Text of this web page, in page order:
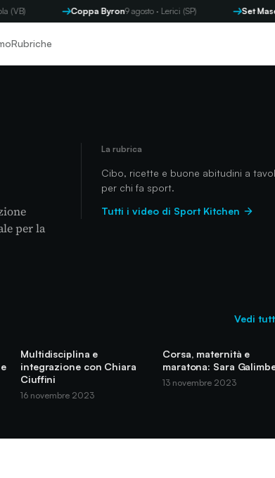
Coppa Byron9 agosto · Lerici (SP) Set Mases9
Rubriche
per la
La rubrica
Cibo, ricette e buone abitudini a
per chi fa sport.
Tutti i video di Sport Kitchen
Vedi
Multidisciplina e
integrazione con Chiara
Ciuffini
16 novembre 2023
Corsa, maternità e
maratona: Sara
13 novembre 2023